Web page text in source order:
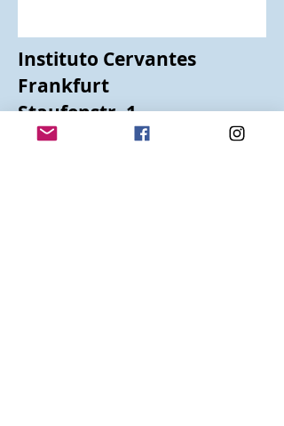
Instituto Cervantes
Frankfurt
Staufenstr. 1
60323 Frankfurt